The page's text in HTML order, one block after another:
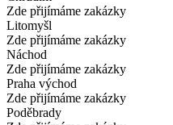
Zde přijímáme zakázky
Litomyšl
Zde přijímáme zakázky
Náchod
Zde přijímáme zakázky
Praha východ
Zde přijímáme zakázky
Poděbrady